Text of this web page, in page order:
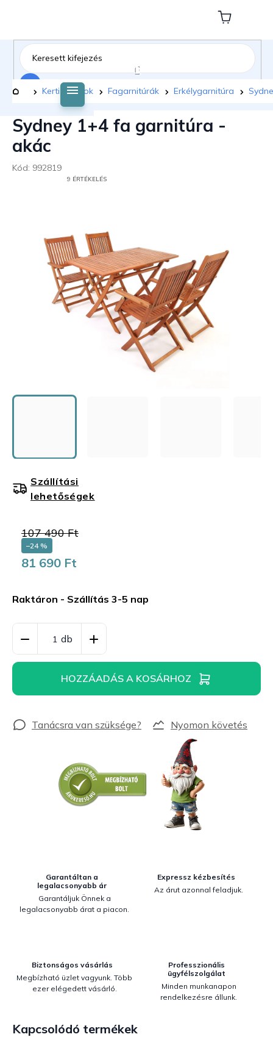
tartalomhoz
Kosár
Kezdőlap
Kerti bútorok Fagarnitúrák Erkélygarnitúra
Sydney 1+4 fa garnitúra -
akác
Kód: 992819
CSILLAG.
9 ÉRTÉKELÉS
107 490 Ft
–24 %
81 690 Ft
Raktáron - Szállítás 3-5 nap
Szállítási
lehetőségek
HOZZÁADÁS A KOSÁRHOZ
Nyomon követés
Garantáltan a
legalacsonyabb ár
Garantáljuk Önnek a
legalacsonyabb árat a piacon.
Expressz kézbesítés
Az árut azonnal feladjuk.
Biztonságos vásárlás
Megbízható üzlet vagyunk. Több
ezer elégedett vásárló.
Professzionális
ügyfélszolgálat
Minden munkanapon
rendelkezésre állunk.
Kapcsolódó termékek